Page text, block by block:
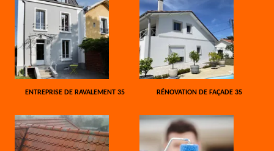
ENTREPRISE DE RAVALEMENT 35 RÉNOVATION DE FAÇADE 35